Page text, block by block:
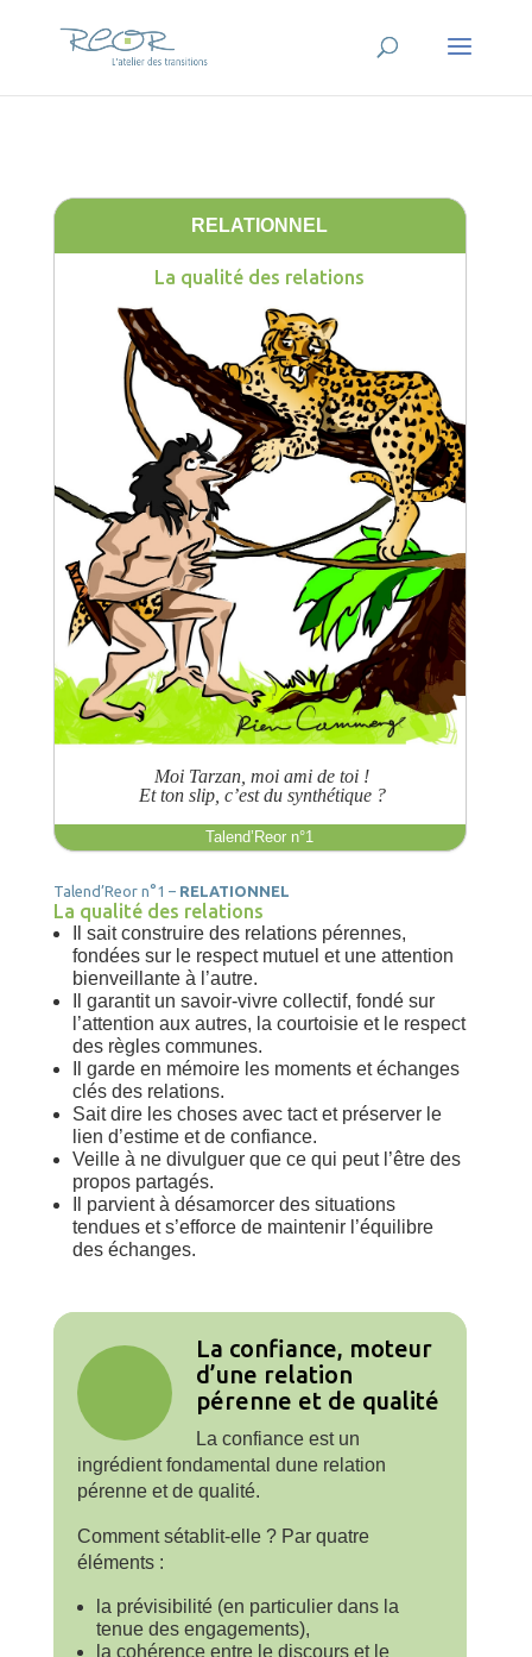
RELATIONNEL
La qualité des relations
 Moi Tarzan, moi ami de toi !
 Et ton slip, c’est du synthétique ?
Talend’Reor n°1
Talend’Reor n°1 – RELATIONNEL
La qualité des relations
Il sait construire des relations pérennes,
fondées sur le respect mutuel et une attention
bienveillante à l’autre.
Il garantit un savoir-vivre collectif, fondé sur
l’attention aux autres, la courtoisie et le respect
des règles communes.
Il garde en mémoire les moments et échanges
clés des relations.
Sait dire les choses avec tact et préserver le
lien d’estime et de confiance.
Veille à ne divulguer que ce qui peut l’être des
propos partagés.
Il parvient à désamorcer des situations
tendues et s’efforce de maintenir l’équilibre
des échanges.
La confiance, moteur
d’une relation
pérenne et de qualité
La confiance est un
ingrédient fondamental dune relation
pérenne et de qualité.
Comment sétablit-elle ? Par quatre
éléments :
la prévisibilité (en particulier dans la
tenue des engagements),
la cohérence entre le discours et le